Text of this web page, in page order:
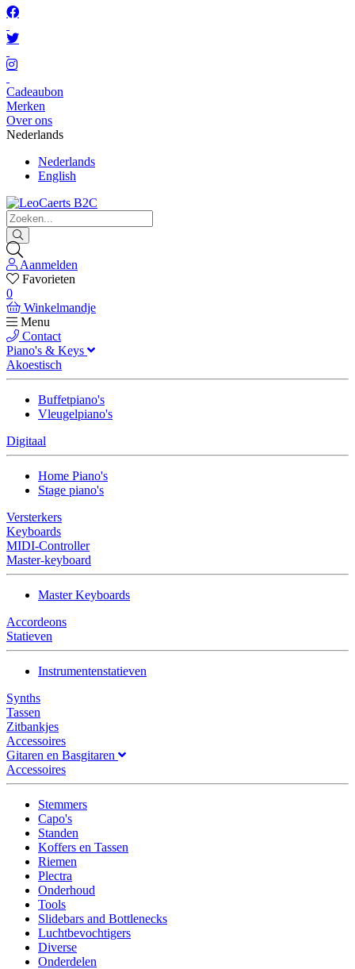
Cadeaubon
Merken
Over ons
Nederlands
Nederlands
English
Aanmelden
Favorieten
0
Winkelmandje
Menu
Contact
Piano's & Keys
Akoestisch
Buffetpiano's
Vleugelpiano's
Digitaal
Home Piano's
Stage piano's
Versterkers
Keyboards
MIDI-Controller
Master-keyboard
Master Keyboards
Accordeons
Statieven
Instrumentenstatieven
Synths
Tassen
Zitbankjes
Accessoires
Gitaren en Basgitaren
Accessoires
Stemmers
Capo's
Standen
Koffers en Tassen
Riemen
Plectra
Onderhoud
Tools
Slidebars and Bottlenecks
Luchtbevochtigers
Diverse
Onderdelen